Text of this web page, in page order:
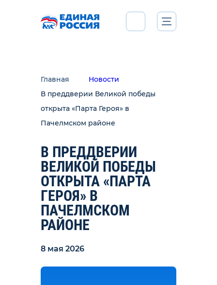
Главная
Новости
В преддверии Великой победы
открыта «Парта Героя» в
Пачелмском районе
В ПРЕДДВЕРИИ
ВЕЛИКОЙ ПОБЕДЫ
ОТКРЫТА «ПАРТА
ГЕРОЯ» В
ПАЧЕЛМСКОМ
РАЙОНЕ
8 мая 2026